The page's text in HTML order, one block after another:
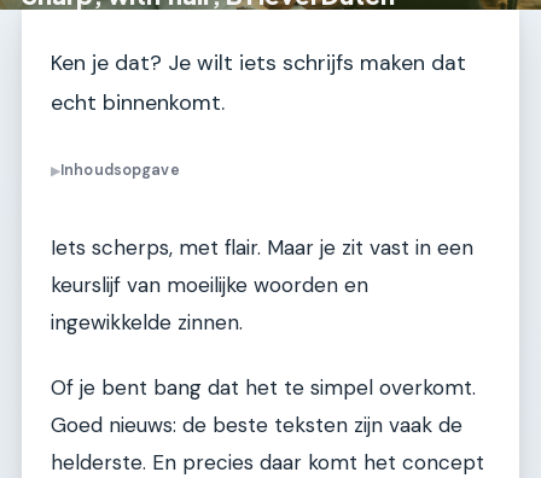
Ken je dat? Je wilt iets schrijfs maken dat
echt binnenkomt.
▶Inhoudsopgave
Iets scherps, met flair. Maar je zit vast in een
keurslijf van moeilijke woorden en
ingewikkelde zinnen.
Of je bent bang dat het te simpel overkomt.
Goed nieuws: de beste teksten zijn vaak de
helderste. En precies daar komt het concept